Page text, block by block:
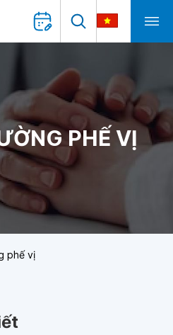
PHẾ VỊ
phế vị